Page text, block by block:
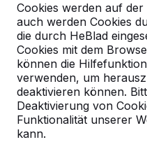
Cookies werden auf
auch werden Cookies
die durch HeBlad
Cookies mit dem
können die
verwenden, um
deaktivieren können.
Deaktivierung von
Funktionalität unserer
kann.
Bänke